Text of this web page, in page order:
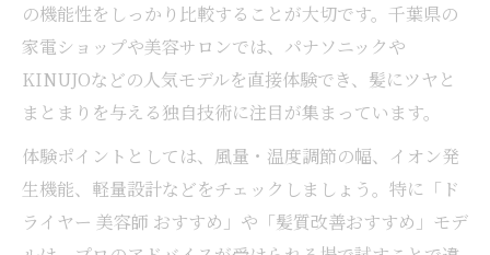
の機能性をしっかり比較することが大切です。千葉県の
家電ショップや美容サロンでは、パナソニックや
KINUJOなどの人気モデルを直接体験でき、髪にツヤと
まとまりを与える独自技術に注目が集まっています。
体験ポイントとしては、風量・温度調節の幅、イオン発
生機能、軽量設計などをチェックしましょう。特に「ド
ライヤー 美容師 おすすめ」や「髪質改善おすすめ」モデ